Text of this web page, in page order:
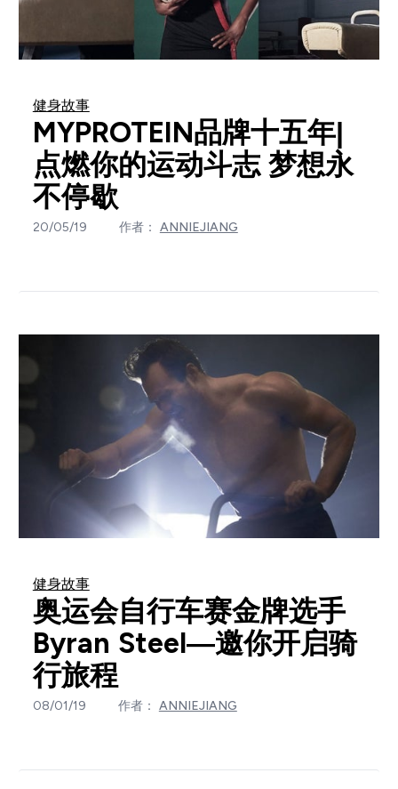
健身故事
MYPROTEIN品牌十五年|
点燃你的运动斗志 梦想永
不停歇
20/05/19 作者： ANNIEJIANG
健身故事
奥运会自行车赛金牌选手
Byran Steel—邀你开启骑
行旅程
08/01/19 作者： ANNIEJIANG